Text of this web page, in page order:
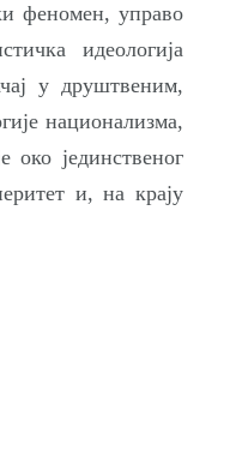
феномен, управо
идеологија
у друштвеним,
национализма,
око јединственог
и, на крају